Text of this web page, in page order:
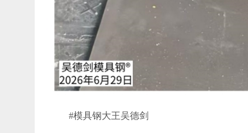
#模具钢大王吴德剑